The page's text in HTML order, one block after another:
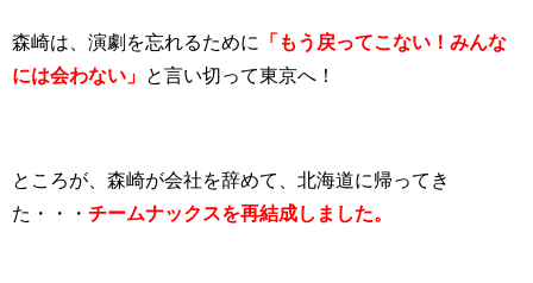
森崎は、演劇を忘れるために
「もう戻ってこない！みんな
には会わない」
と言い切って東京へ！
ところが、森崎が会社を辞めて、北海道に帰ってき
た・・・ チームナックスを再結成しました。